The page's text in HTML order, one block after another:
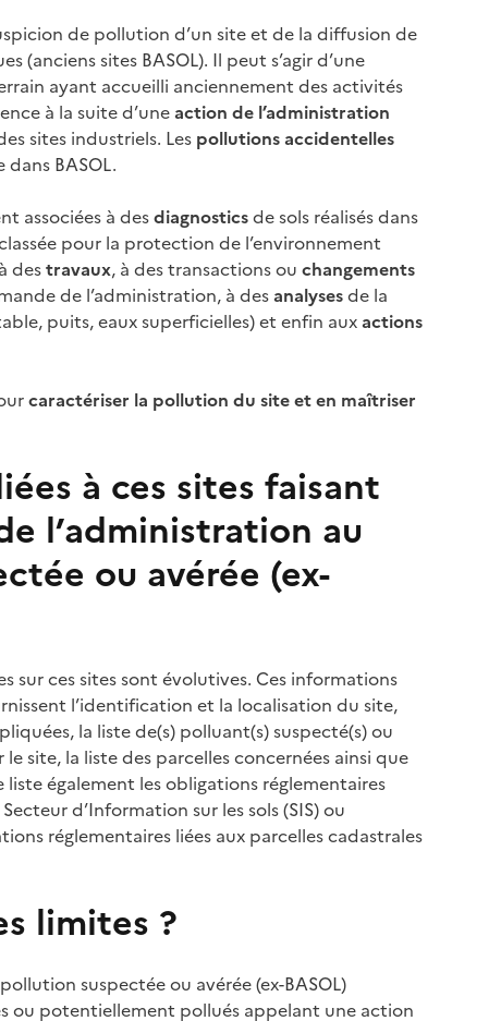
de pollution d’un site et de la diffusion de
sites BASOL). Il peut s’agir d’une
ayant accueilli anciennement des activités
à la suite d’uneaction de l’administration
sites industriels. Les pollutions accidentelles
BASOL.
associées à desdiagnosticsde sols réalisés dans
pour la protection de l’environnement
destravaux, à des transactions ou changements
de l’administration, à desanalysesde la
puits, eaux superficielles) et enfin auxactions
caractériser la pollution du site et en maîtriser
à ces sites faisant
l’administration au
ou avérée (ex-
sur ces sites sont évolutives. Ces informations
l’identification et la localisation du site,
la liste de(s) polluant(s) suspecté(s) ou
le site, la liste des parcelles concernées ainsi que
également les obligations réglementaires
d’Information sur les sols (SIS) ou
réglementaires liées aux parcelles cadastrales
limites ?
suspectée ou avérée (ex-BASOL)
ou potentiellement pollués appelant une action